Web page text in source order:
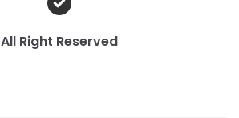
All Right Reserved